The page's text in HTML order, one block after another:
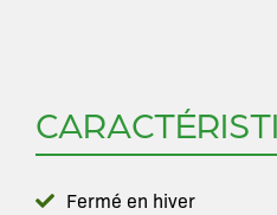
Fermé en hiver